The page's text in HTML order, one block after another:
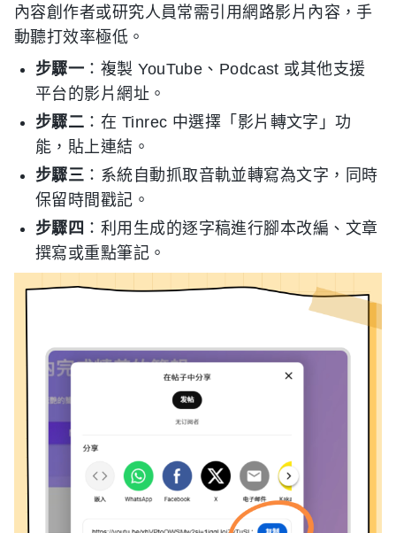
內容創作者或研究人員常需引用網路影片內容，手
動聽打效率極低。
步驟一 ：複製 YouTube、Podcast 或其他支援
平台的影片網址。
步驟二 ：在 Tinrec 中選擇「影片轉文字」功
能，貼上連結。
步驟三 ：系統自動抓取音軌並轉寫為文字，同時
保留時間戳記。
步驟四 ：利用生成的逐字稿進行腳本改編、文章
撰寫或重點筆記。